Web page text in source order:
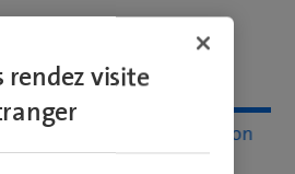
Configuration et utilisation
rendez visite